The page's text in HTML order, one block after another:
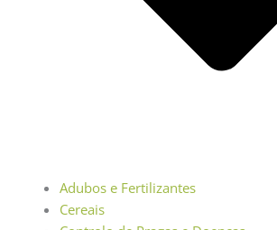
Adubos e Fertilizantes
Cereais